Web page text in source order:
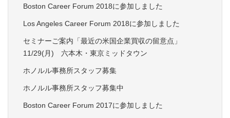
Boston Career Forum 2018に参加しました
Los Angeles Career Forum 2018に参加しました
セミナーご案内「最近の米国企業買収の留意点」
11/29(月) 六本木・東京ミッドタウン
ホノルル事務所スタッフ募集
ホノルル事務所スタッフ募集中
Boston Career Forum 2017に参加しました